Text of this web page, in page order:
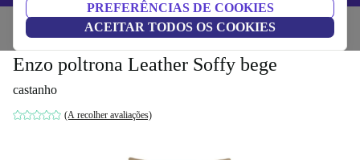
PREFERÊNCIAS DE COOKIES
ACEITAR TODOS OS COOKIES
Início Casa Móveis
Enzo poltrona Leather Soffy bege
castanho
(A recolher avaliações)